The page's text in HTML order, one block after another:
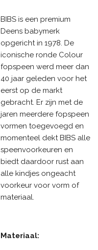
BIBS is een premium
Deens babymerk
opgericht in 1978. De
iconische ronde Colour
fopspeen werd meer dan
40 jaar geleden voor het
eerst op de markt
gebracht. Er zijn met de
jaren meerdere fopspeen
vormen toegevoegd en
momenteel dekt BIBS alle
speenvoorkeuren en
biedt daardoor rust aan
alle kindjes ongeacht
voorkeur voor vorm of
materiaal.
Materiaal: